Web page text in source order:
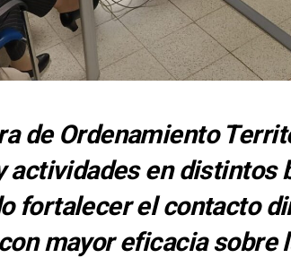
de Ordenamiento
actividades en distintos
fortalecer el contacto
mayor eficacia sobre